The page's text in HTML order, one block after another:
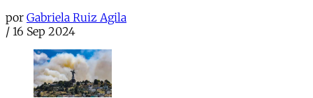
por Gabriela Ruiz Agila
/ 16 Sep 2024